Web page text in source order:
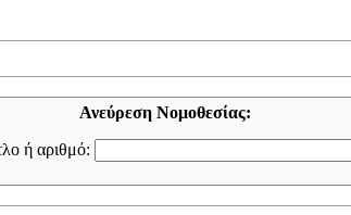
Ανεύρεση Νομοθεσίας:
ή αριθμό: